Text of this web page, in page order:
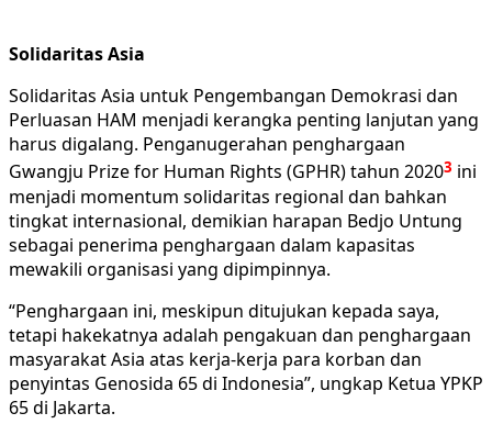
Solidaritas Asia
Solidaritas Asia untuk Pengembangan Demokrasi dan
Perluasan HAM menjadi kerangka penting lanjutan yang
harus digalang. Penganugerahan penghargaan
Gwangju Prize for Human Rights (GPHR) tahun 20203 ini
menjadi momentum solidaritas regional dan bahkan
tingkat internasional, demikian harapan Bedjo Untung
sebagai penerima penghargaan dalam kapasitas
mewakili organisasi yang dipimpinnya.
“Penghargaan ini, meskipun ditujukan kepada saya,
tetapi hakekatnya adalah pengakuan dan penghargaan
masyarakat Asia atas kerja-kerja para korban dan
penyintas Genosida 65 di Indonesia”, ungkap Ketua YPKP
65 di Jakarta.